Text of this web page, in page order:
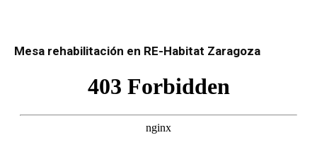
Mesa rehabilitación en RE-Habitat Zaragoza